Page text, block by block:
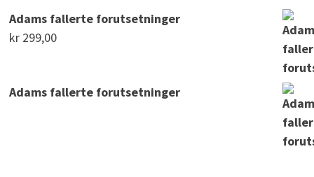
Adams fallerte forutsetninger
kr 299,00
Adams fallerte forutsetninger